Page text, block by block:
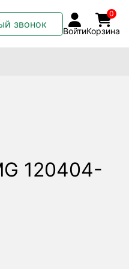
звонок
ВойтиКорзина
0
120404-